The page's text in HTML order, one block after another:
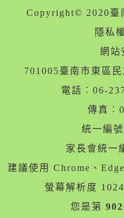
Copyright© 2020臺
隱私
網站
701005臺南市東區
電話︰06-
傳真
統一編
家長會統一
建議使用 Chrome、
螢幕解析度
您是第